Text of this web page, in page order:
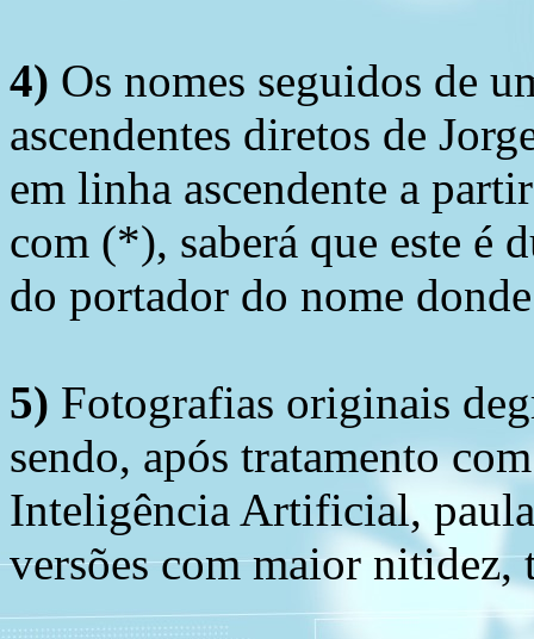
4) Os nomes seguidos de
ascendentes diretos de
em linha ascendente a
com (*), saberá que este é
do portador do nome
5) Fotografias originais
sendo, após tratamento
Inteligência Artificial,
versões com maior nitidez,